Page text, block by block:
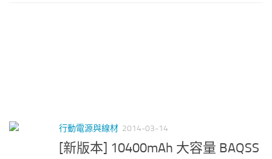
行動電源與線材 2014-03-14
[新版本] 10400mAh 大容量 BAQSS